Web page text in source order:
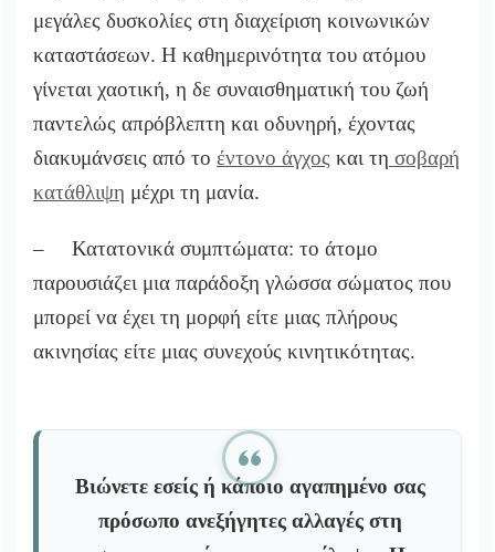
μεγάλες δυσκολίες στη διαχείριση κοινωνικών
καταστάσεων. Η καθημερινότητα του ατόμου
γίνεται χαοτική, η δε συναισθηματική του ζωή
παντελώς απρόβλεπτη και οδυνηρή, έχοντας
διακυμάνσεις από το έντονο άγχος και τη σοβαρή
κατάθλιψη μέχρι τη μανία.
– Κατατονικά συμπτώματα: το άτομο
παρουσιάζει μια παράδοξη γλώσσα σώματος που
μπορεί να έχει τη μορφή είτε μιας πλήρους
ακινησίας είτε μιας συνεχούς κινητικότητας.
Βιώνετε εσείς ή κάποιο αγαπημένο σας
πρόσωπο ανεξήγητες αλλαγές στη